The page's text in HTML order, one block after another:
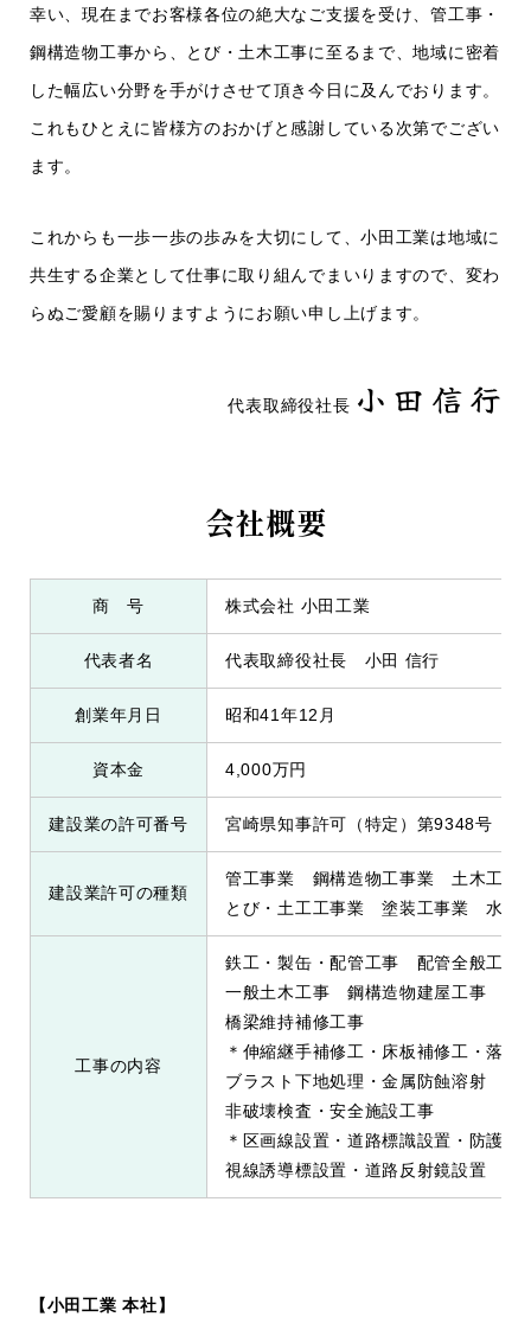
幸い、現在までお客様各位の絶大なご支援を受け、管工事・
鋼構造物工事から、とび・土木工事に至るまで、地域に密着
した幅広い分野を手がけさせて頂き今日に及んでおります。
これもひとえに皆様方のおかげと感謝している次第でござい
ます。
これからも一歩一歩の歩みを大切にして、小田工業は地域に
共生する企業として仕事に取り組んでまいりますので、変わ
らぬご愛顧を賜りますようにお願い申し上げます。
代表取締役社長 小 田 信 行
会社概要
商 号 株式会社 小田工業
代表者名 代表取締役社長 小田 信行
創業年月日 昭和41年12月
資本金 4,000万円
建設業の許可番号 宮崎県知事許可（特定）第9348号
建設業許可の種類
管工事業 鋼構造物工事業 土木工事
とび・土工工事業 塗装工事業 水道
工事の内容
鉄工・製缶・配管工事 配管全般工事
一般土木工事 鋼構造物建屋工事
橋梁維持補修工事
＊伸縮継手補修工・床板補修工・落橋
ブラスト下地処理・金属防蝕溶射
非破壊検査・安全施設工事
＊区画線設置・道路標識設置・防護柵
視線誘導標設置・道路反射鏡設置
【小田工業 本社】